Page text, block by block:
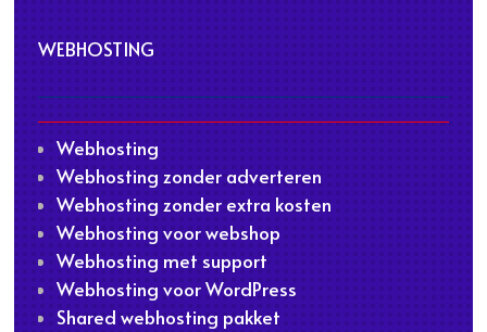
WEBHOSTING
Webhosting
Webhosting zonder adverteren
Webhosting zonder extra kosten
Webhosting voor webshop
Webhosting met support
Webhosting voor WordPress
Shared webhosting pakket